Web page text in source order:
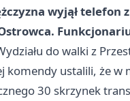
wyjął
do walki z
komendy ustalili, że w
30 skrzynek